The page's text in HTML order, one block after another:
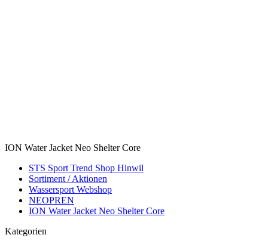
ION Water Jacket Neo Shelter Core
STS Sport Trend Shop Hinwil
Sortiment / Aktionen
Wassersport Webshop
NEOPREN
ION Water Jacket Neo Shelter Core
Kategorien